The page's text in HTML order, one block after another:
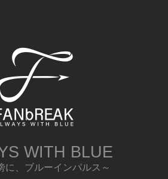
WITH BLUE
に、ブルーインパルス～